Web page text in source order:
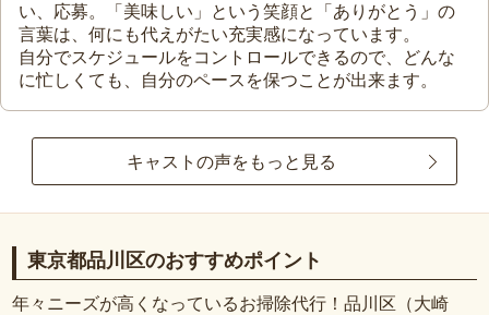
い、応募。「美味しい」という笑顔と「ありがとう」の
言葉は、何にも代えがたい充実感になっています。
自分でスケジュールをコントロールできるので、どんな
に忙しくても、自分のペースを保つことが出来ます。
キャストの声をもっと見る
東京都品川区のおすすめポイント
年々ニーズが高くなっているお掃除代行！品川区（大崎